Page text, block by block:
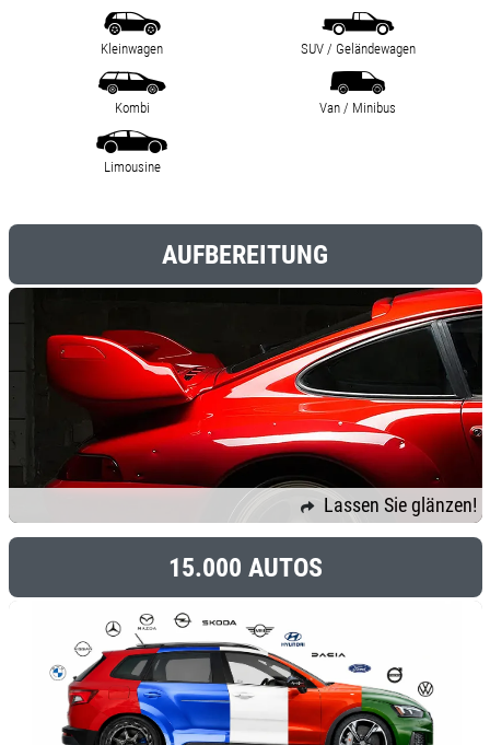
Kleinwagen SUV / Geländewagen
Kombi Van / Minibus
Limousine
AUFBEREITUNG
Lassen Sie glänzen!
15.000 AUTOS